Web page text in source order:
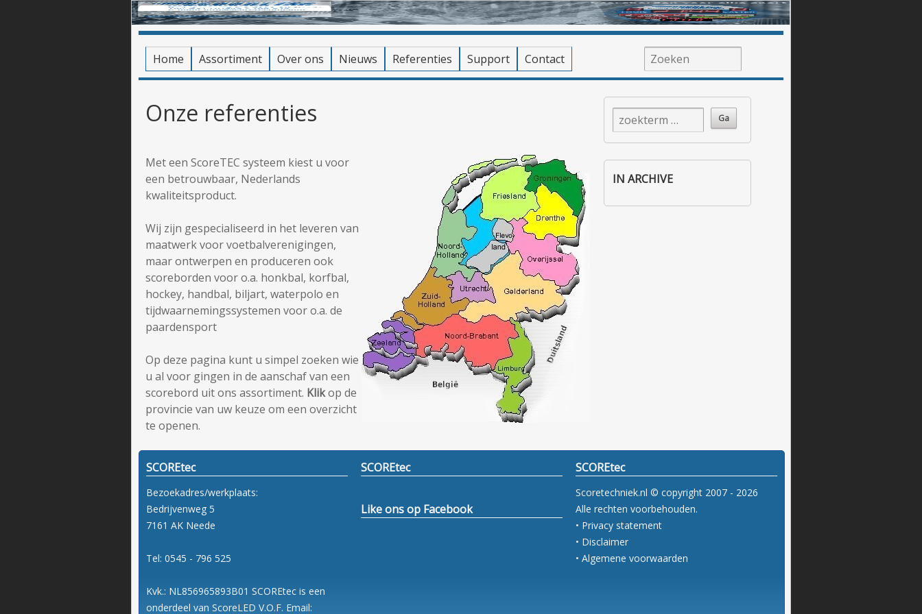
Home Assortiment Over ons Nieuws Referenties Support Contact
Onze referenties
Met een ScoreTEC systeem kiest u voor
een betrouwbaar, Nederlands
kwaliteitsproduct.
Wij zijn gespecialiseerd in het leveren van
maatwerk voor voetbalverenigingen,
maar ontwerpen en produceren ook
scoreborden voor o.a. honkbal, korfbal,
hockey, handbal, biljart, waterpolo en
tijdwaarnemingssystemen voor o.a. de
paardensport
Op deze pagina kunt u simpel zoeken wie
u al voor gingen in de aanschaf van een
scorebord uit ons assortiment.Klikop de
provincie van uw keuze om een overzicht
te openen.
IN ARCHIVE
SCOREtec
7161 AK Neede
SCOREtec
Like ons op Facebook
SCOREtec
Alle rechten voorbehouden.
• Disclaimer